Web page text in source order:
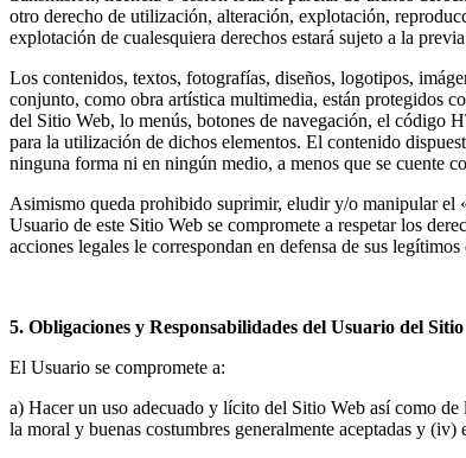
otro derecho de utilización, alteración, explotación,
explotación de cualesquiera derechos estará sujeto a la
Los contenidos, textos, fotografías, diseños, logotipos,
conjunto, como obra artística multimedia, están protegidos
del Sitio Web, lo menús, botones de navegación, el código
para la utilización de dichos elementos. El contenido
ninguna forma ni en ningún medio, a menos que se cuente
Asimismo queda prohibido suprimir, eludir y/o manipular el
Usuario de este Sitio Web se compromete a respetar los
acciones legales le correspondan en defensa de sus
5. Obligaciones y Responsabilidades del Usuario del
El Usuario se compromete a:
a) Hacer un uso adecuado y lícito del Sitio Web así como
la moral y buenas costumbres generalmente aceptadas y (iv)